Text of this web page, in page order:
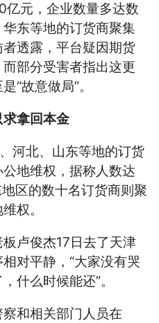
亿元，企业数量多达数
东等地的订货商聚集
透露，平台疑因期货
部分受害者指出这更
“故意做局”。
拿回本金
北、山东等地的订货
地维权，据称人数达
区的数十名订货商则聚
权。
卢俊杰17日去了天津
对平静，“大家没有哭
什么时候能还”。
和相关部门人员在